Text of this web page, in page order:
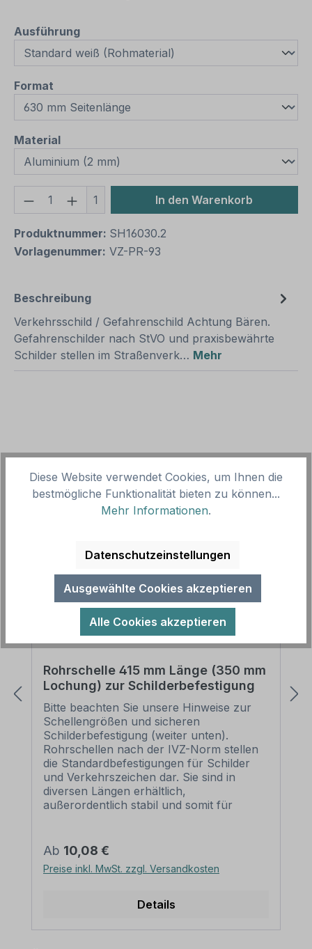
Ausführungauswählen
Format
Materialauswählen
Produkt Anzahl: Gib den
1 In den Warenkorb
Produktnummer: SH16030.2
Vorlagenummer: VZ-PR-93
Beschreibung
Verkehrsschild / Gefahrenschild Achtung Bären.
Gefahrenschilder nach StVO und praxisbewährte
Schilder stellen im Straßenverk… Mehr
Rohrschelle 415 mm Länge (350 mm
Lochung) zur Schilderbefestigung
Bitte beachten Sie unsere Hinweise zur
Schellengrößen und sicheren
Schilderbefestigung (weiter unten).
Rohrschellen nach der IVZ-Norm stellen
die Standardbefestigungen für Schilder
und Verkehrszeichen dar. Sie sind in
diversen Längen erhältlich,
außerordentlich stabil und somit für
eine sichere Befestigung von Schildern mit
einer Höhe über 200 mm werden zwei
Rohrschellen benötigt. Merkmale dieser
Norm: nach IVZ Material: Stahl,
Verschrauben Schellenlänge: ca. 415
Regulärer Preis:
Ab 10,08 €
Preise inkl. MwSt. zzgl. Versandkosten
Details
Diese Website verwendet Cookies, um Ihnen die
bestmögliche Funktionalität bieten zu können...
Mehr Informationen.
Datenschutzeinstellungen
Ausgewählte Cookies akzeptieren
Alle Cookies akzeptieren